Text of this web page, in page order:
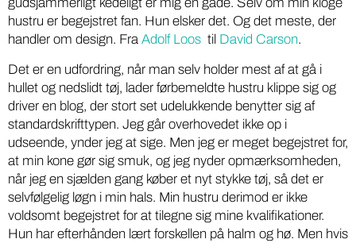
gudsjammerligt kedeligt er mig en gåde. Selv om min kloge
hustru er begejstret fan. Hun elsker det. Og det meste, der
handler om design. Fra Adolf Loos til David Carson.
Det er en udfordring, når man selv holder mest af at gå i
hullet og nedslidt tøj, lader førbemeldte hustru klippe sig og
driver en blog, der stort set udelukkende benytter sig af
standardskrifttypen. Jeg går overhovedet ikke op i
udseende, ynder jeg at sige. Men jeg er meget begejstret for,
at min kone gør sig smuk, og jeg nyder opmærksomheden,
når jeg en sjælden gang køber et nyt stykke tøj, så det er
selvfølgelig løgn i min hals. Min hustru derimod er ikke
voldsomt begejstret for at tilegne sig mine kvalifikationer.
Hun har efterhånden lært forskellen på halm og hø. Men hvis